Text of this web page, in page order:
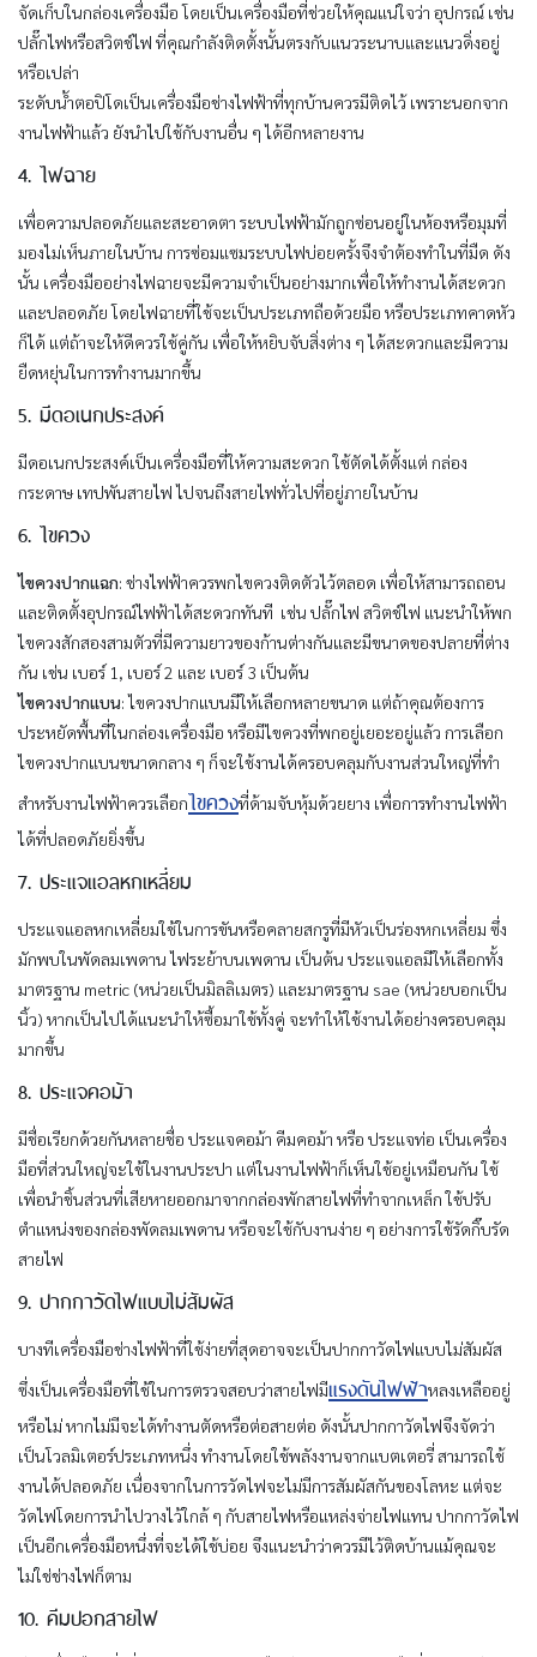
จัดเก็บในกล่องเครื่องมือ โดยเป็นเครื่องมือที่ช่วยให้คุณแน่ใจว่า อุปกรณ์ เช่น
ปลั๊กไฟหรือสวิตช์ไฟ ที่คุณกำลังติดตั้งนั้นตรงกับแนวระนาบและแนวดิ่งอยู่
หรือเปล่า
ระดับน้ำตอปิโดเป็นเครื่องมือช่างไฟฟ้าที่ทุกบ้านควรมีติดไว้ เพราะนอกจาก
งานไฟฟ้าแล้ว ยังนำไปใช้กับงานอื่น ๆ ได้อีกหลายงาน
4. ไฟฉาย
เพื่อความปลอดภัยและสะอาดตา ระบบไฟฟ้ามักถูกซ่อนอยู่ในห้องหรือมุมที่
มองไม่เห็นภายในบ้าน การซ่อมแซมระบบไฟบ่อยครั้งจึงจำต้องทำในที่มืด ดัง
นั้น เครื่องมืออย่างไฟฉายจะมีความจำเป็นอย่างมากเพื่อให้ทำงานได้สะดวก
และปลอดภัย โดยไฟฉายที่ใช้จะเป็นประเภทถือด้วยมือ หรือประเภทคาดหัว
ก็ได้ แต่ถ้าจะให้ดีควรใช้คู่กัน เพื่อให้หยิบจับสิ่งต่าง ๆ ได้สะดวกและมีความ
ยืดหยุ่นในการทำงานมากขึ้น
5. มีดอเนกประสงค์
มีดอเนกประสงค์เป็นเครื่องมือที่ให้ความสะดวก ใช้ตัดได้ตั้งแต่ กล่อง
กระดาษ เทปพันสายไฟ ไปจนถึงสายไฟทั่วไปที่อยู่ภายในบ้าน
6. ไขควง
ไขควงปากแฉก: ช่างไฟฟ้าควรพกไขควงติดตัวไว้ตลอด เพื่อให้สามารถถอน
และติดตั้งอุปกรณ์ไฟฟ้าได้สะดวกทันที เช่น ปลั๊กไฟ สวิตช์ไฟ แนะนำให้พก
ไขควงสักสองสามตัวที่มีความยาวของก้านต่างกันและมีขนาดของปลายที่ต่าง
กัน เช่น เบอร์ 1, เบอร์ 2 และ เบอร์ 3 เป็นต้น
ไขควงปากแบน: ไขควงปากแบนมีให้เลือกหลายขนาด แต่ถ้าคุณต้องการ
ประหยัดพื้นที่ในกล่องเครื่องมือ หรือมีไขควงที่พกอยู่เยอะอยู่แล้ว การเลือก
ไขควงปากแบนขนาดกลาง ๆ ก็จะใช้งานได้ครอบคลุมกับงานส่วนใหญ่ที่ทำ
สำหรับงานไฟฟ้าควรเลือกไขควงที่ด้ามจับหุ้มด้วยยาง เพื่อการทำงานไฟฟ้า
ได้ที่ปลอดภัยยิ่งขึ้น
7. ประแจแอลหกเหลี่ยม
ประแจแอลหกเหลี่ยมใช้ในการขันหรือคลายสกรูที่มีหัวเป็นร่องหกเหลี่ยม ซึ่ง
มักพบในพัดลมเพดาน ไฟระย้าบนเพดาน เป็นต้น ประแจแอลมีให้เลือกทั้ง
มาตรฐาน metric (หน่วยเป็นมิลลิเมตร) และมาตรฐาน sae (หน่วยบอกเป็น
นิ้ว) หากเป็นไปได้แนะนำให้ซื้อมาใช้ทั้งคู่ จะทำให้ใช้งานได้อย่างครอบคลุม
มากขึ้น
8. ประแจคอม้า
มีชื่อเรียกด้วยกันหลายชื่อ ประแจคอม้า คีมคอม้า หรือ ประแจท่อ เป็นเครื่อง
มือที่ส่วนใหญ่จะใช้ในงานประปา แต่ในงานไฟฟ้าก็เห็นใช้อยู่เหมือนกัน ใช้
เพื่อนำชิ้นส่วนที่เสียหายออกมาจากกล่องพักสายไฟที่ทำจากเหล็ก ใช้ปรับ
ตำแหน่งของกล่องพัดลมเพดาน หรือจะใช้กับงานง่าย ๆ อย่างการใช้รัดกิ๊บรัด
สายไฟ
9. ปากกาวัดไฟแบบไม่สัมผัส
บางทีเครื่องมือช่างไฟฟ้าที่ใช้ง่ายที่สุดอาจจะเป็นปากกาวัดไฟแบบไม่สัมผัส
ซึ่งเป็นเครื่องมือที่ใช้ในการตรวจสอบว่าสายไฟมีแรงดันไฟฟ้าหลงเหลืออยู่
หรือไม่ หากไม่มีจะได้ทำงานตัดหรือต่อสายต่อ ดังนั้นปากกาวัดไฟจึงจัดว่า
เป็นโวลมิเตอร์ประเภทหนึ่ง ทำงานโดยใช้พลังงานจากแบตเตอรี่ สามารถใช้
งานได้ปลอดภัย เนื่องจากในการวัดไฟจะไม่มีการสัมผัสกันของโลหะ แต่จะ
วัดไฟโดยการนำไปวางไว้ใกล้ ๆ กับสายไฟหรือแหล่งจ่ายไฟแทน ปากกาวัดไฟ
เป็นอีกเครื่องมือหนึ่งที่จะได้ใช้บ่อย จึงแนะนำว่าควรมีไว้ติดบ้านแม้คุณจะ
ไม่ใช่ช่างไฟก็ตาม
10. คีมปอกสายไฟ